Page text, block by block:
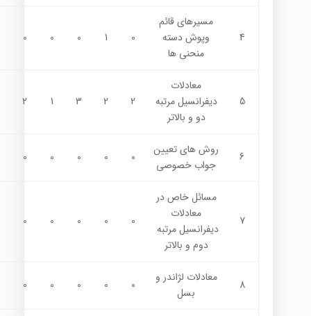
4
مسیرهاي قائم
وپوش دسته
منحنی ها
0
1
0
0
0
5
معادلات
دیفرانسیل مرتبه
دو و بالاتر
2
2
3
1
2
6
روش هاي تعیین
جواب خصوصی
0
0
0
0
0
7
مسائل خاص در
معادلات
دیفرانسیل مرتبه
دوم و بالاتر
0
0
0
0
0
8
معادلات لژاندر و
بسل
0
0
0
0
0